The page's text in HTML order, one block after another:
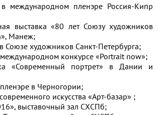
международном пленэре Россия-Кипр
выставка «80 лет Союзу художников
Манеж;
Союзе художников Санкт-Петербурга;
конкурсе «Portrait now»;
«Современный портрет» в Дании и
в Черногории;
искусства «Арт-базар» ;
выставочный зал СХСПб;